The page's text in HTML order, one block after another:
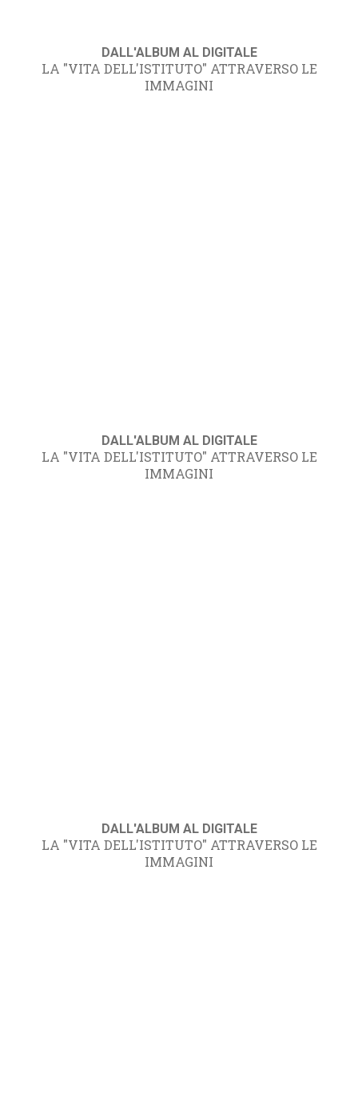
DALL'ALBUM AL DIGITALE
LA "VITA DELL'ISTITUTO" ATTRAVERSO LE
IMMAGINI
DALL'ALBUM AL DIGITALE
LA "VITA DELL'ISTITUTO" ATTRAVERSO LE
IMMAGINI
DALL'ALBUM AL DIGITALE
LA "VITA DELL'ISTITUTO" ATTRAVERSO LE
IMMAGINI